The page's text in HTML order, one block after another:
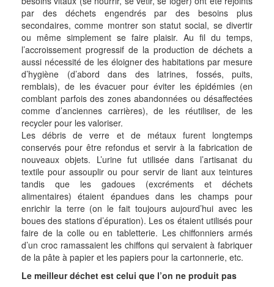
par des déchets engendrés par des besoins plus
secondaires, comme montrer son statut social, se divertir
ou même simplement se faire plaisir. Au fil du temps,
l’accroissement progressif de la production de déchets a
aussi nécessité de les éloigner des habitations par mesure
d’hygiène (d’abord dans des latrines, fossés, puits,
remblais), de les évacuer pour éviter les épidémies (en
comblant parfois des zones abandonnées ou désaffectées
comme d’anciennes carrières), de les réutiliser, de les
recycler pour les valoriser.
Les débris de verre et de métaux furent longtemps
conservés pour être refondus et servir à la fabrication de
nouveaux objets. L’urine fut utilisée dans l’artisanat du
textile pour assouplir ou pour servir de liant aux teintures
tandis que les gadoues (excréments et déchets
alimentaires) étaient épandues dans les champs pour
enrichir la terre (on le fait toujours aujourd’hui avec les
boues des stations d’épuration). Les os étaient utilisés pour
faire de la colle ou en tabletterie. Les chiffonniers armés
d’un croc ramassaient les chiffons qui servaient à fabriquer
de la pâte à papier et les papiers pour la cartonnerie, etc.
Le meilleur déchet est celui que l’on ne produit pas